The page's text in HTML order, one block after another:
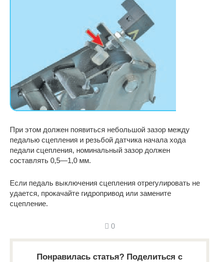
При этом должен появиться небольшой зазор между
педалью сцепления и резьбой датчика начала хода
педали сцепления, номинальный зазор должен
составлять 0,5—1,0 мм.
Если педаль выключения сцепления отрегулировать не
удается, прокачайте гидропривод или замените
сцепление.
0
Понравилась статья? Поделиться с